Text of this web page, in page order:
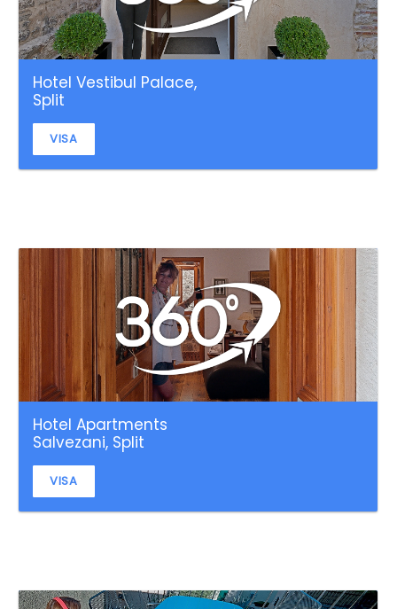
Hotel Vestibul Palace,
Split
VISA
Hotel Apartments
Salvezani, Split
VISA